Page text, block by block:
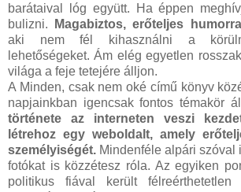
barátaival lóg együtt. Ha éppen
bulizni. Magabiztos, erőteljes
aki nem fél kihasználni a
lehetőségeket. Ám elég egyetlen
világa a feje tetejére álljon.
A Minden, csak nem oké című könyv
napjainkban igencsak fontos témakör
története az interneten veszi
létrehoz egy weboldalt, amely
személyiségét. Mindenféle alpári szóval
fotókat is közzétesz róla. Az egyiken
politikus fiával került